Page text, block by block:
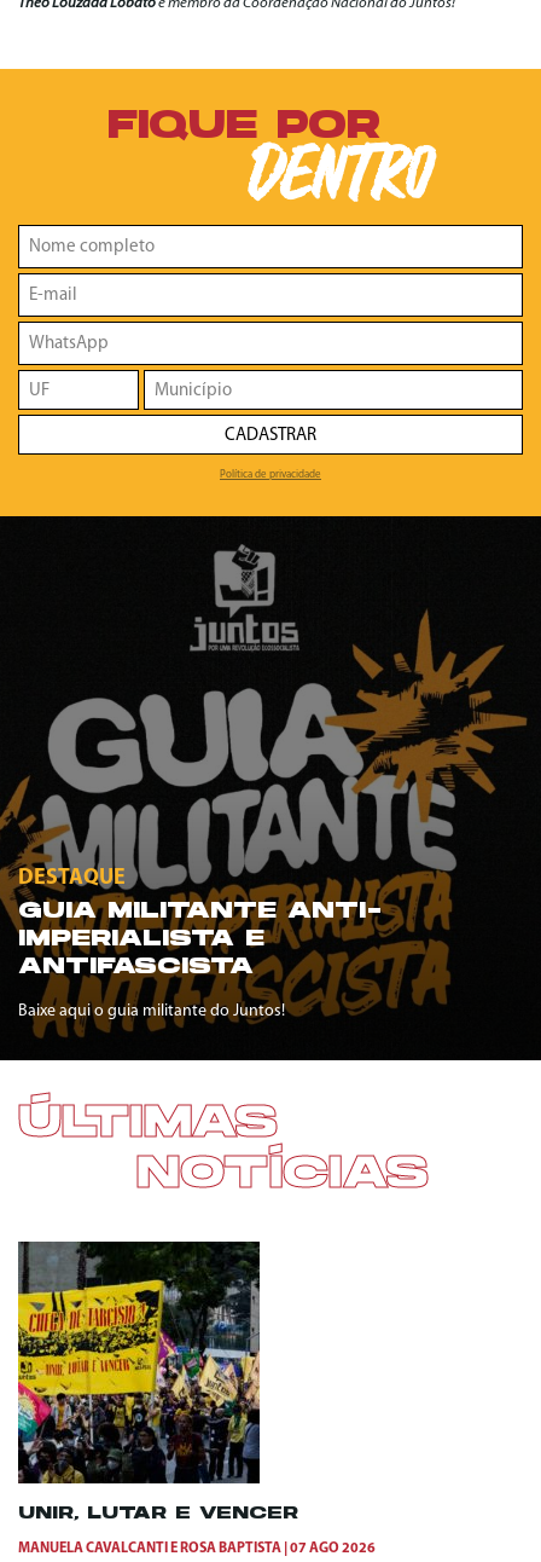
FIQUE POR
DENTRO
CADASTRAR
Política de privacidade
DESTAQUE
GUIA MILITANTE ANTI-
IMPERIALISTA E
ANTIFASCISTA
Baixe aqui o guia militante do Juntos!
ÚLTIMAS
NOTÍCIAS
UNIR, LUTAR E VENCER
MANUELA CAVALCANTI E ROSA BAPTISTA 07 AGO 2026